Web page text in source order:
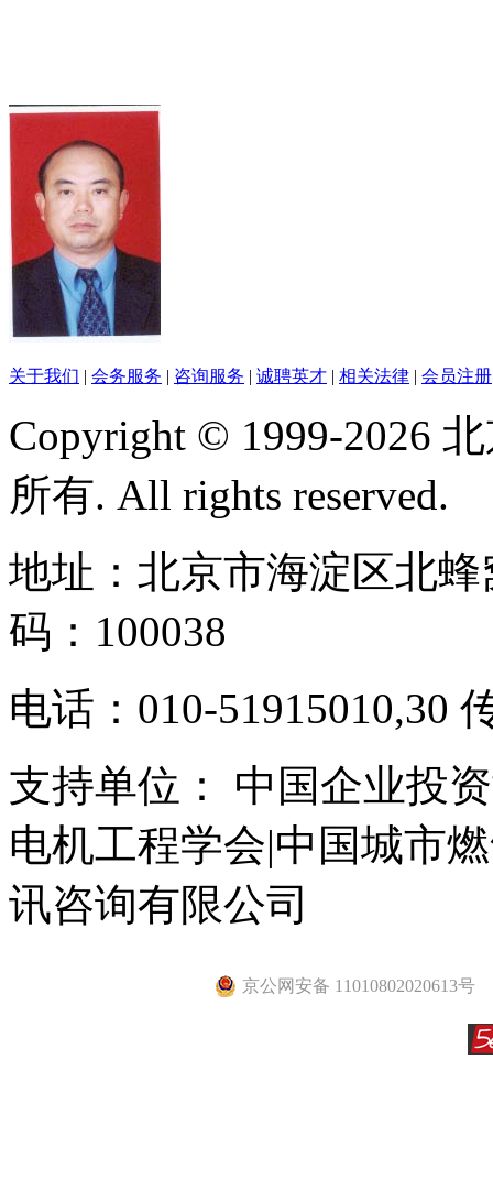
关于我们 | 会务服务 | 咨询服务 | 诚聘英才 | 相关法律 | 会员注册
Copyright © 1999-2026
所有. All rights reserved.
地址：北京市海淀区北
码：100038
电话：010-51915010,30
支持单位： 中国企业投
电机工程学会|中国城市
讯咨询有限公司
京公网安备 11010802020613号